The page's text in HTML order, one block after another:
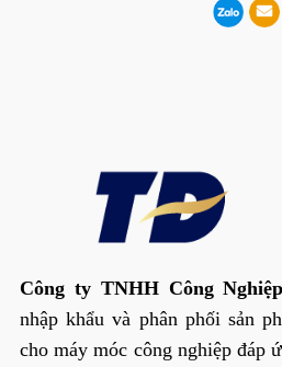
Công ty TNHH Công
nhập khẩu và phân phối sản
cho máy móc công nghiệp đáp